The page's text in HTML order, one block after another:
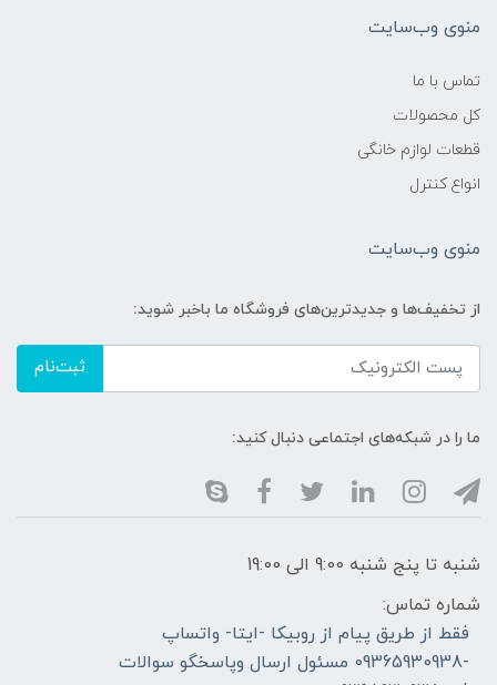
منوی وب‌سایت
تماس با ما
کل محصولات
قطعات لوازم خانگی
انواع کنترل
منوی وب‌سایت
از تخفیف‌ها و جدیدترین‌های فروشگاه ما باخبر شوید:
ثبت‌نام
ما را در شبکه‌های اجتماعی دنبال کنید:
شنبه تا پنج شنبه 9:00 الی 19:00
شماره تماس:
فقط از طریق پیام از روبیکا -ایتا- واتساپ
-09365930938 مسئول ارسال وپاسخگو سوالات